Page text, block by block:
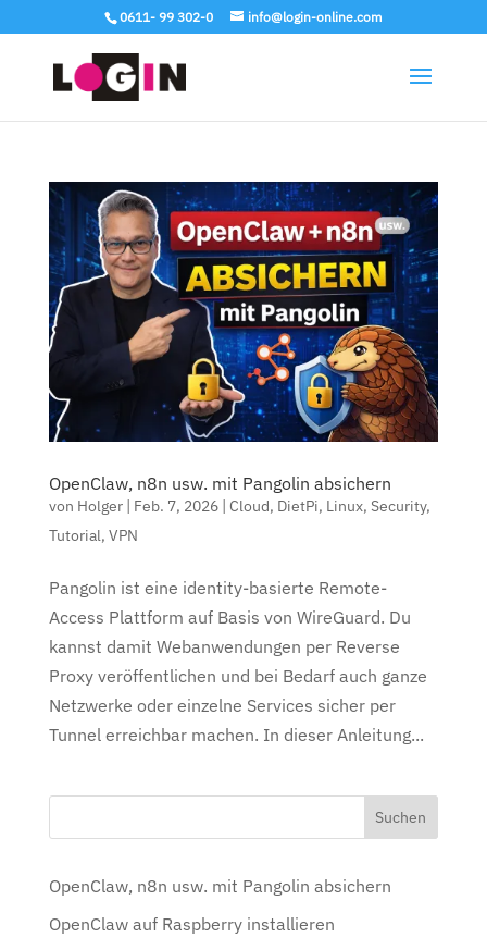
0611- 99 302-0 info@login-online.com
OpenClaw, n8n usw. mit Pangolin absichern
von Holger| Feb. 7, 2026| Cloud, DietPi, Linux, Security,
Tutorial, VPN
Pangolin ist eine identity-basierte Remote-
Access Plattform auf Basis von WireGuard. Du
kannst damit Webanwendungen per Reverse
Proxy veröffentlichen und bei Bedarf auch ganze
Netzwerke oder einzelne Services sicher per
Tunnel erreichbar machen. In dieser Anleitung...
OpenClaw, n8n usw. mit Pangolin absichern
OpenClaw auf Raspberry installieren